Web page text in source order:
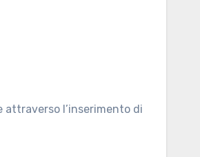
attraverso l’inserimento di